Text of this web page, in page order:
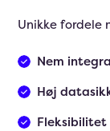
Unikke fordele
Nem
Høj
Fleksibilitet